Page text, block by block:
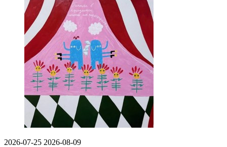
2026-07-25 2026-08-09